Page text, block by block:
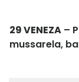
29VENEZA –
mussarela,